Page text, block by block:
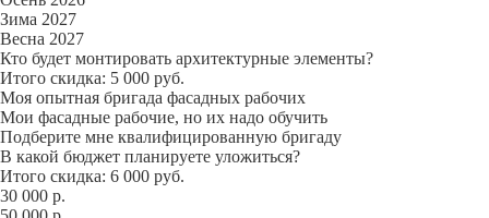
Зима 2027
Весна 2027
Кто будет монтировать архитектурные элементы?
Итого скидка: 5 000 руб.
Моя опытная бригада фасадных рабочих
Мои фасадные рабочие, но их надо обучить
Подберите мне квалифицированную бригаду
В какой бюджет планируете уложиться?
Итого скидка: 6 000 руб.
30 000 р.